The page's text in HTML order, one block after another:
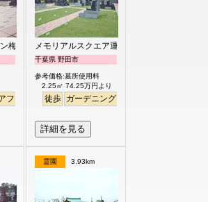
梅郷聖地
フリー ペット
メモリアルスクエア運河
千葉県 野田市
参考価格:墓所使用料
2.25㎡ 74.25万円より
徒歩 ガーデニング
詳細を見る
霊園 3.93km